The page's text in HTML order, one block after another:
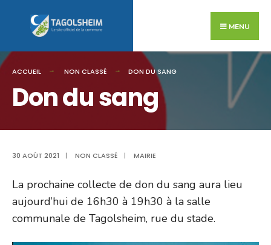
MENU
ACCUEIL NON CLASSÉ DON DU SANG
Don du sang
30 AOÛT 2021 | NON CLASSÉ | MAIRIE
La prochaine collecte de don du sang aura lieu
aujourd’hui de 16h30 à 19h30 à la salle
communale de Tagolsheim, rue du stade.
for: